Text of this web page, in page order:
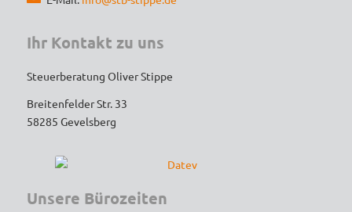
Expertenwissen!
Wer einen engagierten, loyalen und
goldrichtig. Vielen Dank für die tolle
Unterstützung – ich werde auf jeden Fall
weiterhin gerne kommen und empfehle die
Ihr Kontakt zu uns
Steuerberatung Oliver Stippe
Breitenfelder Str. 33
58285 Gevelsberg
Unsere Bürozeiten